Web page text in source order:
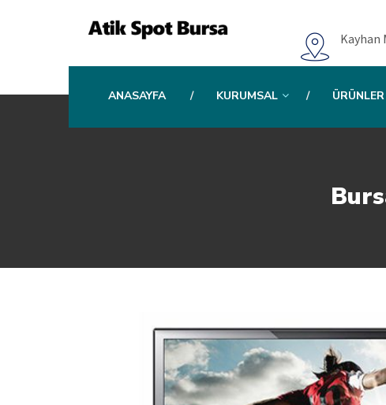
Kayhan
ANASAYFA KURUMSAL ÜRÜNLER